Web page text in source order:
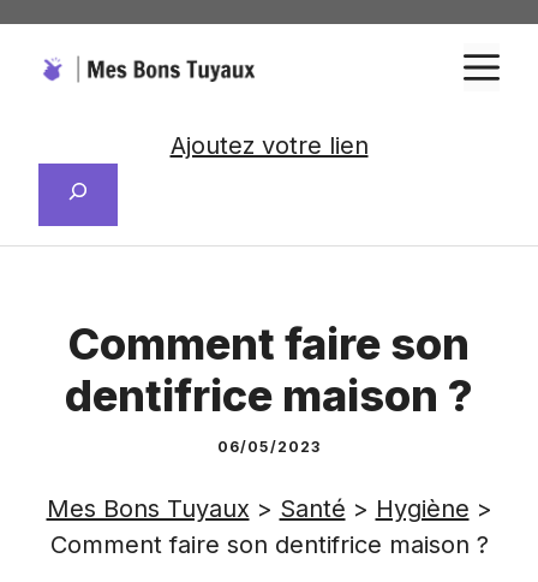
Aller
contenu
Ajoutez votre lien
Comment faire son
dentifrice maison ?
06/05/2023
Mes Bons Tuyaux > Santé > Hygiène >
Comment faire son dentifrice maison ?